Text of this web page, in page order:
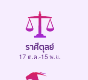
ราศีตุลย์
17 ต.ค.-15 พ.ย.